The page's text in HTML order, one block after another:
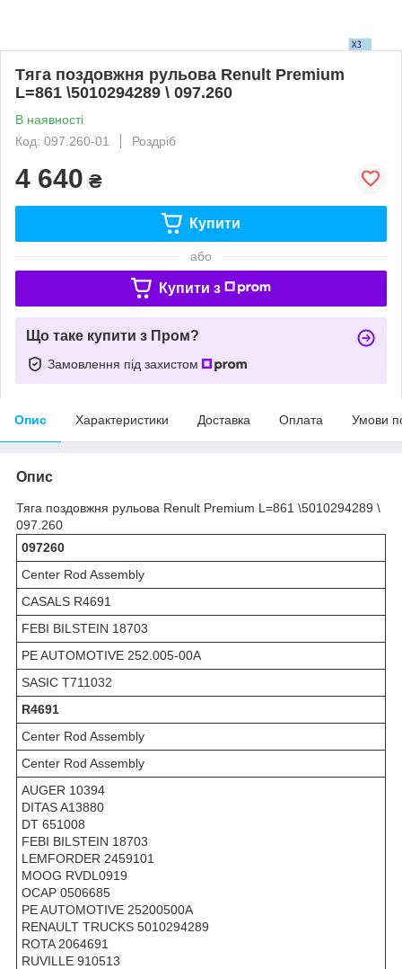
Тяга поздовжня рульова Renult Premium
L=861 \5010294289 \ 097.260
В наявності
Код: 097.260-01
Роздріб
4 640 ₴
Купити
або
Купити з
Що таке купити з Пром?
Замовлення під захистом
Опис Характеристики Доставка Оплата Умови
Опис
Тяга поздовжня рульова Renult Premium L=861 \5010294289 \
097.260
097260
Center Rod Assembly
CASALS R4691
FEBI BILSTEIN 18703
PE AUTOMOTIVE 252.005-00A
SASIC T711032
R4691
Center Rod Assembly
Center Rod Assembly
AUGER 10394
DITAS A13880
DT 651008
FEBI BILSTEIN 18703
LEMFORDER 2459101
MOOG RVDL0919
OCAP 0506685
PE AUTOMOTIVE 25200500A
RENAULT TRUCKS 5010294289
ROTA 2064691
RUVILLE 910513